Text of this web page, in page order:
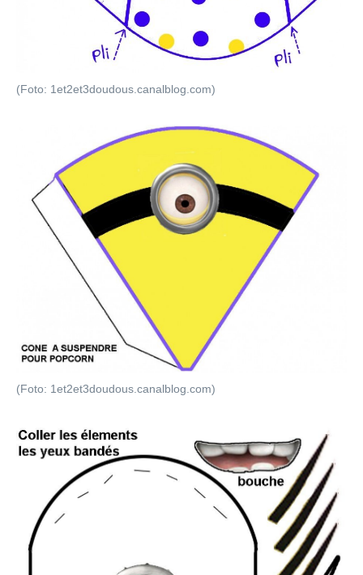
(Foto: 1et2et3doudous.canalblog.com)
(Foto: 1et2et3doudous.canalblog.com)